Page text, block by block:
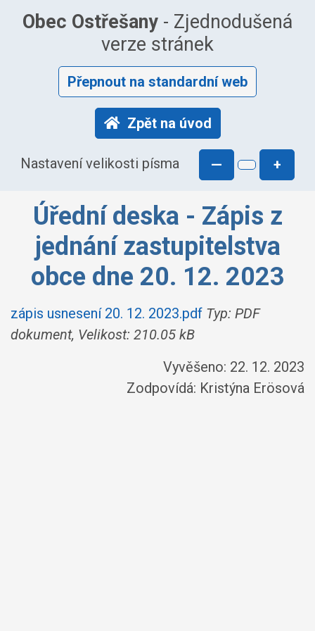
Obec Ostřešany - Zjednodušená
verze stránek
Přepnout na standardní web
Zpět na úvod
Nastavení velikosti písma — +
Úřední deska - Zápis z
jednání zastupitelstva
obce dne 20. 12. 2023
zápis usnesení 20. 12. 2023.pdf Typ: PDF
dokument, Velikost: 210.05 kB
Vyvěšeno: 22. 12. 2023
Zodpovídá: Kristýna Erösová